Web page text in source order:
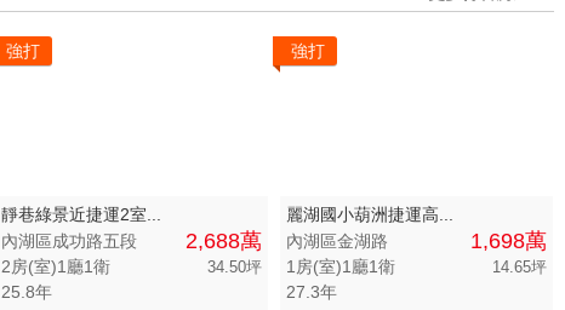
靜巷綠景近捷運2室...
內湖區成功路五段
2,688萬
2房(室)1廳1衛 34.50坪
25.8年
強打
麗湖國小葫洲捷運高...
內湖區金湖路
1,698萬
1房(室)1廳1衛 14.65坪
27.3年
強打